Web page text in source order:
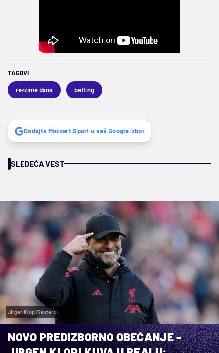
TAGOVI
rezzime dana betting
Dodajte Mozzart Sport u vaš Google izbor
SLEDEĆA VEST
Jirgen Klop (Reuters)
NOVO PREDIZBORNO OBEĆANJE -